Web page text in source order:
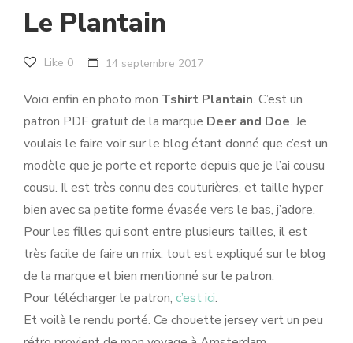
Le Plantain
Like 0 14 septembre 2017
Voici enfin en photo mon Tshirt Plantain. C’est un
patron PDF gratuit de la marque Deer and Doe. Je
voulais le faire voir sur le blog étant donné que c’est un
modèle que je porte et reporte depuis que je l’ai cousu
cousu. Il est très connu des couturières, et taille hyper
bien avec sa petite forme évasée vers le bas, j’adore.
Pour les filles qui sont entre plusieurs tailles, il est
très facile de faire un mix, tout est expliqué sur le blog
de la marque et bien mentionné sur le patron.
Pour télécharger le patron, c’est ici.
Et voilà le rendu porté. Ce chouette jersey vert un peu